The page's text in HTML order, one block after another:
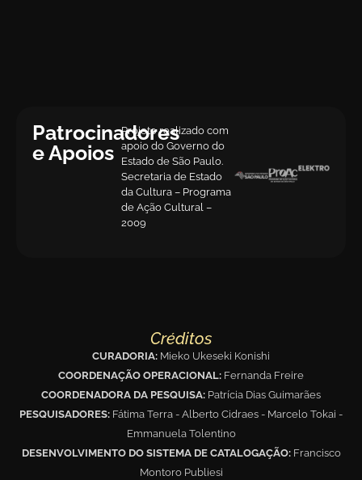
Patrocinadores
e Apoios
Projeto realizado com
apoio do Governo do
Estado de São Paulo.
Secretaria de Estado
da Cultura – Programa
de Ação Cultural –
2009
Créditos
CURADORIA: Mieko Ukeseki Konishi
COORDENAÇÃO OPERACIONAL: Fernanda Freire
COORDENADORA DA PESQUISA: Patrícia Dias Guimarães
PESQUISADORES: Fátima Terra - Alberto Cidraes - Marcelo Tokai -
Emmanuela Tolentino
DESENVOLVIMENTO DO SISTEMA DE CATALOGAÇÃO: Francisco
Montoro Publiesi